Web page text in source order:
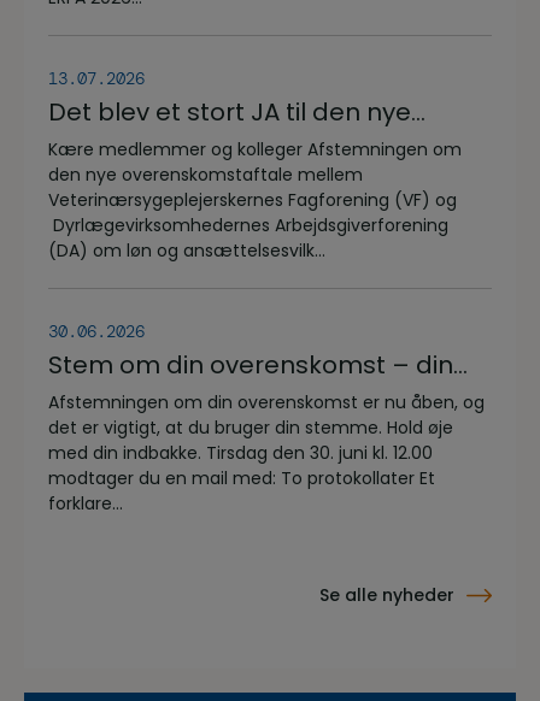
13.07.2026
Det blev et stort JA til den nye
overenskomstaftale
Kære medlemmer og kolleger Afstemningen om
den nye overenskomstaftale mellem
Veterinærsygeplejerskernes Fagforening (VF) og
Dyrlægevirksomhedernes Arbejdsgiverforening
(DA) om løn og ansættelsesvilk...
30.06.2026
Stem om din overenskomst – din
stemme er vigtig!
Afstemningen om din overenskomst er nu åben, og
det er vigtigt, at du bruger din stemme. Hold øje
med din indbakke. Tirsdag den 30. juni kl. 12.00
modtager du en mail med: To protokollater Et
forklare...
Se alle nyheder